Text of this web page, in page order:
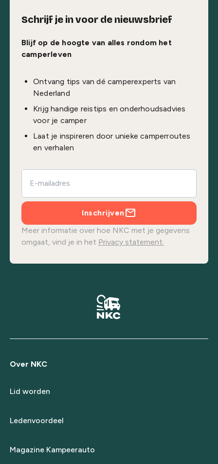
Schrijf je in voor de nieuwsbrief
Blijf op de hoogte van alles rondom het
camperleven
Ontvang tips van dé camperexperts van
Nederland
Krijg handige reistips en onderhoudsadvies
voor je camper
Laat je inspireren door unieke camperroutes
en verhalen
Inschrijven
Meer informatie over hoe NKC met je gegevens
omgaat, vind je in het Privacy statement.
Over NKC
Lid worden
Ledenvoordeel
Magazine Kampeerauto